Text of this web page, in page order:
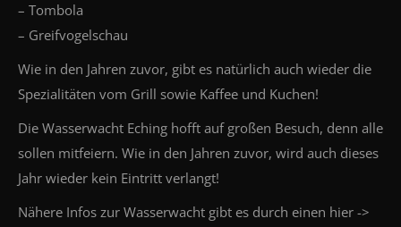
– Tombola
– Greifvogelschau
Wie in den Jahren zuvor, gibt es natürlich auch wieder die
Spezialitäten vom Grill sowie Kaffee und Kuchen!
Die Wasserwacht Eching hofft auf großen Besuch, denn alle
sollen mitfeiern. Wie in den Jahren zuvor, wird auch dieses
Jahr wieder kein Eintritt verlangt!
Nähere Infos zur Wasserwacht gibt es durch einen hier ->